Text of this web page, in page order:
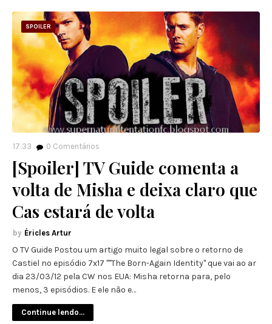
SPOILER
17:33 0 Comentários
[Spoiler] TV Guide comenta a
volta de Misha e deixa claro que
Cas estará de volta
Éricles Artur
O TV Guide Postou um artigo muito legal sobre o retorno de
Castiel no episódio 7x17 ""The Born-Again Identity" que vai ao ar
dia 23/03/12 pela CW nos EUA: Misha retorna para, pelo
menos, 3 episódios. E ele não e…
Continue lendo...